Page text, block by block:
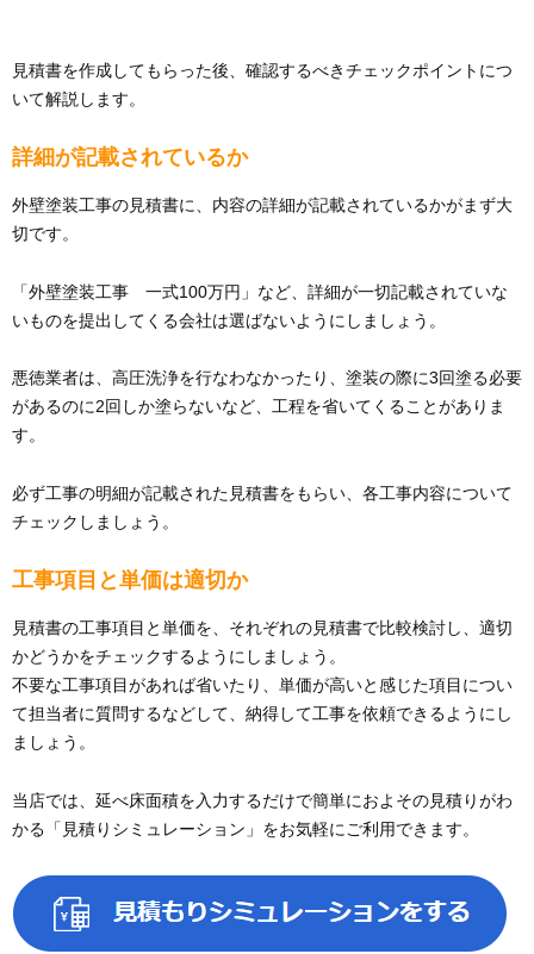
見積書を作成してもらった後、確認するべきチェックポイントにつ
いて解説します。
詳細が記載されているか
外壁塗装工事の見積書に、内容の詳細が記載されているかがまず大
切です。
「外壁塗装工事 一式100万円」など、詳細が一切記載されていな
いものを提出してくる会社は選ばないようにしましょう。
悪徳業者は、高圧洗浄を行なわなかったり、塗装の際に3回塗る必要
があるのに2回しか塗らないなど、工程を省いてくることがありま
す。
必ず工事の明細が記載された見積書をもらい、各工事内容について
チェックしましょう。
工事項目と単価は適切か
見積書の工事項目と単価を、それぞれの見積書で比較検討し、適切
かどうかをチェックするようにしましょう。
不要な工事項目があれば省いたり、単価が高いと感じた項目につい
て担当者に質問するなどして、納得して工事を依頼できるようにし
ましょう。
当店では、延べ床面積を入力するだけで簡単におよその見積りがわ
かる「見積りシミュレーション」をお気軽にご利用できます。